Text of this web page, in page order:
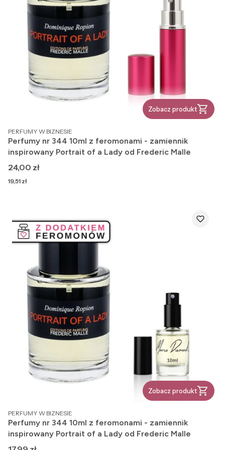
Zobacz produkt
PRODUCENT
PERFUMY W BIZNESIE
Perfumy nr 344 10ml z feromonami - zamiennik
inspirowany Portrait of a Lady od Frederic Malle
Cena
24,00 zł
Cena
19,51 zł
Zobacz produkt
PRODUCENT
PERFUMY W BIZNESIE
Perfumy nr 344 10ml z feromonami - zamiennik
inspirowany Portrait of a Lady od Frederic Malle